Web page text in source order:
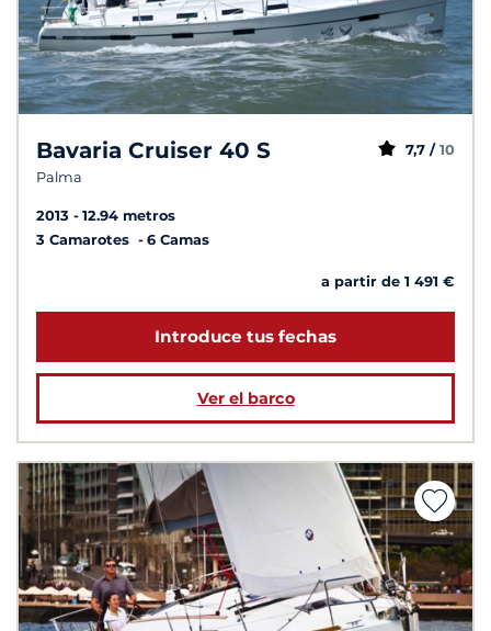
Bavaria Cruiser 40 S
Palma
7,7 / 10
2013
12.94 metros
3 Camarotes
6 Camas
a partir de 1 491 €
Introduce tus fechas
Ver el barco